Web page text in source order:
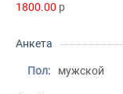
1800.00 p
Анкета
Пол: мужской